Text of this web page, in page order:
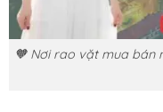
🧡 Nơi rao vặt mua bán